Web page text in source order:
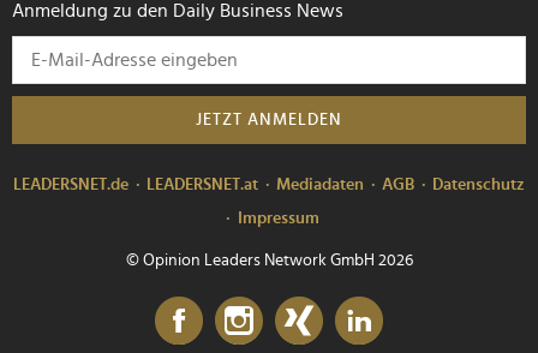
Anmeldung zu den Daily Business News
JETZT ANMELDEN
LEADERSNET.de LEADERSNET.at Mediadaten AGB
Datenschutz
Impressum
© Opinion Leaders Network GmbH 2026